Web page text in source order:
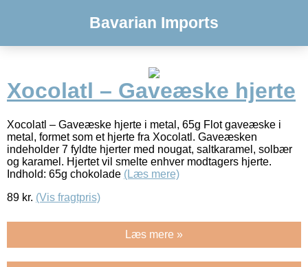
Bavarian Imports
Xocolatl – Gaveæske hjerte
Xocolatl – Gaveæske hjerte i metal, 65g Flot gaveæske i
metal, formet som et hjerte fra Xocolatl. Gaveæsken
indeholder 7 fyldte hjerter med nougat, saltkaramel, solbær
og karamel. Hjertet vil smelte enhver modtagers hjerte.
Indhold: 65g chokolade (Læs mere)
89 kr. (Vis fragtpris)
Læs mere »